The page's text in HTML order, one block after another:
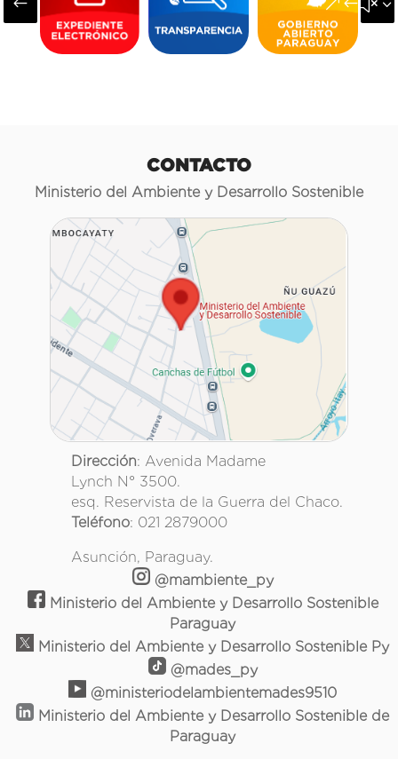
#
CONTACTO
Ministerio del Ambiente y Desarrollo Sostenible
Dirección: Avenida Madame
Lynch N° 3500.
esq. Reservista de la Guerra del Chaco.
Teléfono: 021 2879000
Asunción, Paraguay.
@mambiente_py
Ministerio del Ambiente y Desarrollo Sostenible
Paraguay
Ministerio del Ambiente y Desarrollo Sostenible Py
@mades_py
@ministeriodelambientemades9510
Ministerio del Ambiente y Desarrollo Sostenible de
Paraguay